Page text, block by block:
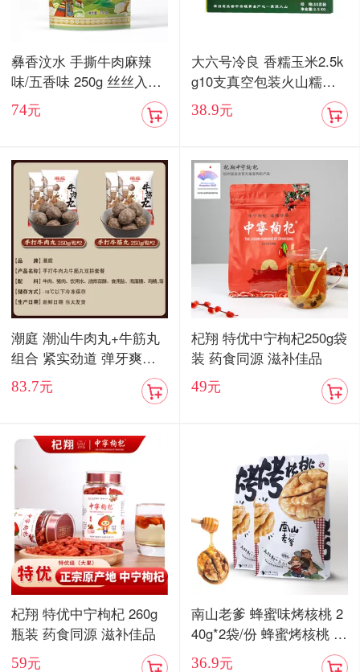
彝香汶水 手撕牛肉麻辣
味/五香味 250g 丝丝入味
入口化渣
74元
大六号冷良 香糯玉米2.5k
g10支真空包装火山糯玉
米
38.9元
潮庭 潮汕牛肉丸+牛筋丸
组合 紧实劲道 弹牙爽口
顺丰包邮
83.7元
杞翔 特优中宁枸杞250g袋
装 药食同源 滋补佳品
49元
杞翔 特优中宁枸杞 260g
瓶装 药食同源 滋补佳品
59元
南山老爹 蜂蜜味烤核桃 2
40g*2袋/份 蜂蜜烤核桃 酥
脆香甜
36.9元